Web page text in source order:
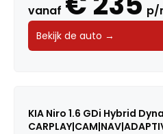
vanaf p/
Bekijk de auto →
KIA Niro 1.6 GDi Hybrid